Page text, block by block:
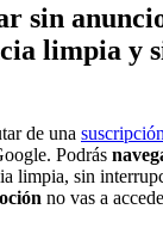
sin
limpia y
de una
Podrás
limpia, sin
no vas a